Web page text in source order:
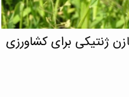
ژنتیکی برای کشاورزی